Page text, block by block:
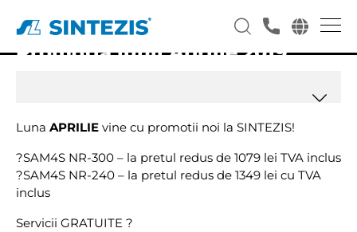
Promotia lunii Aprilie 2019
Luna APRILIE vine cu promotii noi la SINTEZIS!
?SAM4S NR-300 – la pretul redus de 1079 lei TVA inclus
?SAM4S NR-240 – la pretul redus de 1349 lei cu TVA
inclus
Servicii GRATUITE ?